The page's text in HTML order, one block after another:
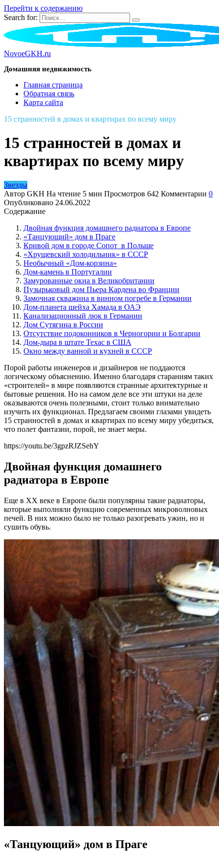
Перейти к содержанию
Search for:
NovoeGKH.ru
Домашняя недвижимость
Главная страница
Обратная связь
Карта сайта
15 странностей в домах и квартирах по всему миру
15 странностей в домах и
квартирах по всему миру
Звезды
Автор GKH На чтение 5 мин Просмотров 642 Комментарии 0
Опубликовано 24.06.2022
Содержание
Двойная функция домашнего радиатора в Европе
«Танцующий» дом в Праге
Кривой дом в городе Сопот в Польше
«Хрущевский холодильник» в СССР
Необычный «Дом-корзина»
Дом-камень в Португалии
Замурованные окна в Великобритании
Пузырьковый дом Пьера Кардена во Франции
Замочная скважина в винном погребе в Германии
Дом-планета шейха Хамада в ОАЭ
Канализационный люк в Германии
Дом Сутягина в России
Отсутствие подоконников в Черногории и Болгарии
Дом-дыра в штате Техас в США
Окно между ванной и кухней в СССР
Порой работы инженеров и дизайнеров не поддаются
логическому объяснению. Именно благодаря стараниям таких
«строителей» в мире появляются странные архитектурные и
бытовые решения. Но на самом деле все эти штуки на деле
оказываются очень полезными, стоит только внимательно
изучить их функционал. Предлагаем своими глазами увидеть
15 странностей в домах и квартирах по всему миру убедиться,
что полет фантазии, порой, не знает меры.
https://youtu.be/3gpzRJZSehY
Двойная функция домашнего
радиатора в Европе
Еще в ХХ веке в Европе были популярны такие радиаторы,
которые выполняли функцию современных микроволновых
печей. В них можно было не только разогревать ужин, но и
сушить обувь.
«Танцующий» дом в Праге